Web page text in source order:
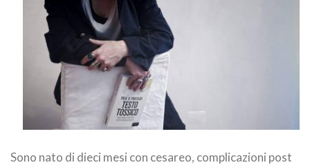
Sono nato di dieci mesi con cesareo, complicazioni post